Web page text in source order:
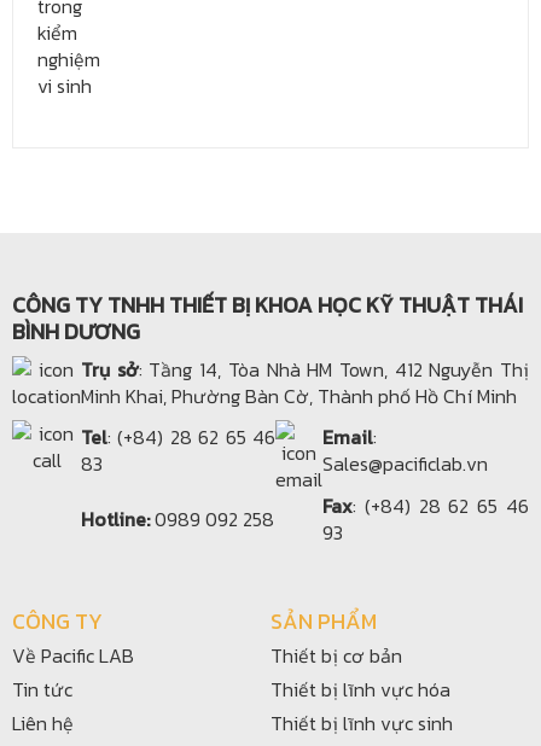
CÔNG TY TNHH THIẾT BỊ KHOA HỌC KỸ THUẬT THÁI
BÌNH DƯƠNG
Trụ sở: Tầng 14, Tòa Nhà HM Town, 412 Nguyễn Thị
Minh Khai, Phường Bàn Cờ, Thành phố Hồ Chí Minh
Tel: (+84) 28 62 65 46
83
Email:
Sales@pacificlab.vn
Hotline:0989 092 258 Fax: (+84) 28 62 65 46
93
CÔNG TY
Về Pacific LAB
Tin tức
Liên hệ
SẢN PHẨM
Thiết bị cơ bản
Thiết bị lĩnh vực hóa
Thiết bị lĩnh vực sinh